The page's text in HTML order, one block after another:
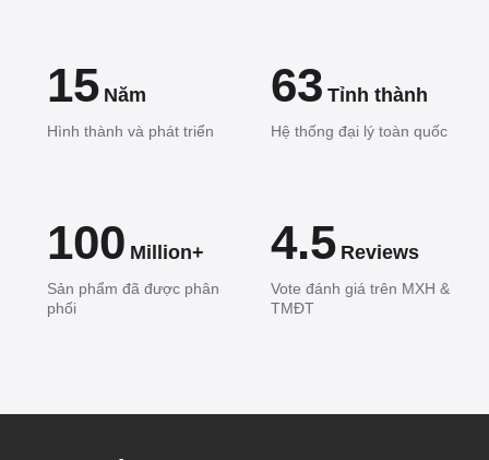
15 Năm
Hình thành và phát triển
63 Tỉnh thành
Hệ thống đại lý toàn quốc
100 Million+
Sản phẩm đã được phân
phối
4.5 Reviews
Vote đánh giá trên MXH &
TMĐT